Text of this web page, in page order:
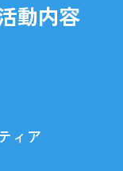
動内容
ィア